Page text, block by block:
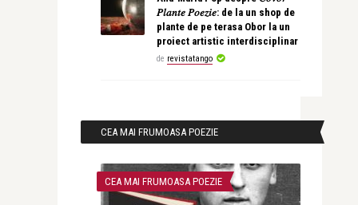
𝑃𝑙𝑎𝑛𝑡𝑒 𝑃𝑜𝑒𝑧𝑖𝑒: de la un shop de
plante de pe terasa Obor la un
proiect artistic interdisciplinar
de revistatango
CEA MAI FRUMOASA POEZIE
CEA MAI FRUMOASA POEZIE